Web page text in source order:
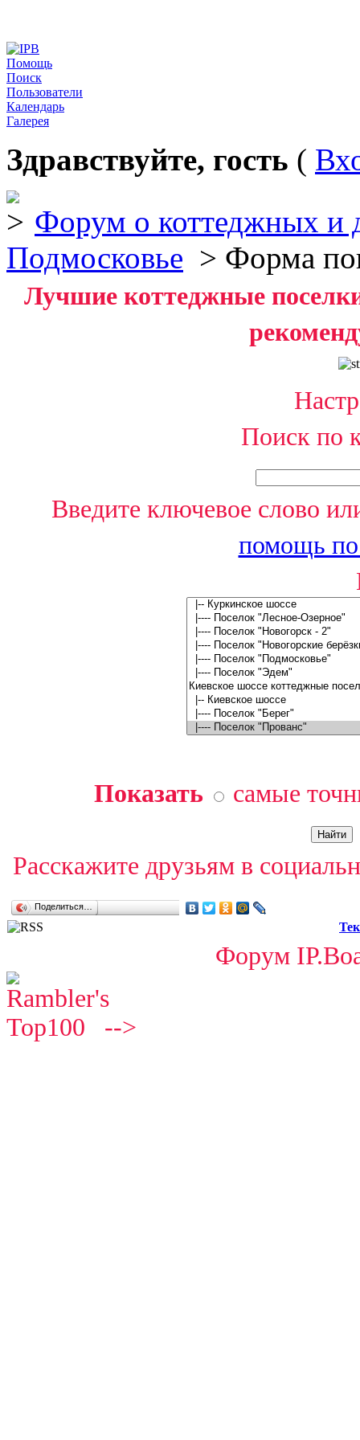
Помощь
Поиск
Пользователи
Календарь
Галерея
Здравствуйте, гость (
Форум о коттеджных и
Подмосковье > Форма
Лучшие коттеджные
Поиск по
Введите ключевое слово
помощь
Показать самые
Расскажите друзьям в
Поделиться…
Форум
-->